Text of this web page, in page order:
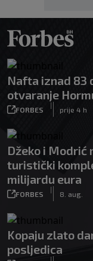
Nafta iznad 83
otvaranje
FORBES
|
prije 4 h
Džeko i Modrić
turistički
milijardu eura
FORBES
|
8. aug.
Kopaju zlato
posljedica
|